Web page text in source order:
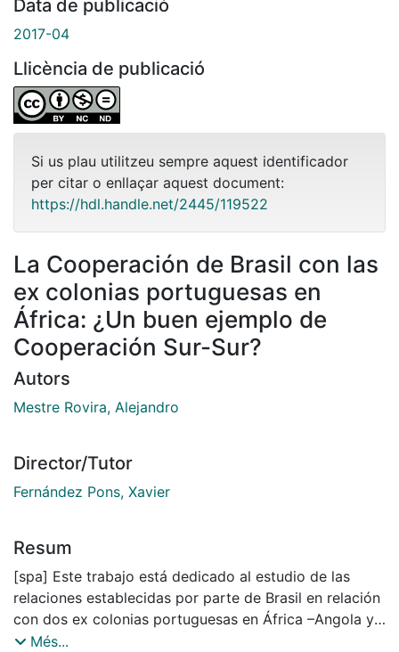
Data de publicació
2017-04
Llicència de publicació
Si us plau utilitzeu sempre aquest identificador
per citar o enllaçar aquest document:
https://hdl.handle.net/2445/119522
La Cooperación de Brasil con las
ex colonias portuguesas en
África: ¿Un buen ejemplo de
Cooperación Sur-Sur?
Autors
Mestre Rovira, Alejandro
Director/Tutor
Fernández Pons, Xavier
Resum
[spa] Este trabajo está dedicado al estudio de las
relaciones establecidas por parte de Brasil en relación
con dos ex colonias portuguesas en África –Angola y
Mozambique- bajo el modelo de Cooperación Sur-Sur.
Més...